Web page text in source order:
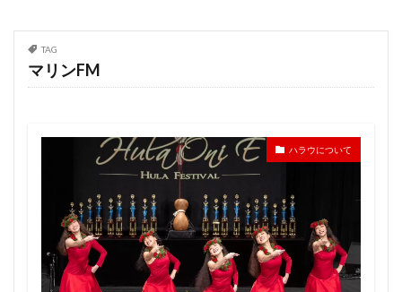
TAG
マリンFM
ハラウについて